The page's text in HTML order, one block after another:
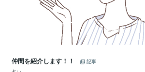
仲間を紹介します！！
記事